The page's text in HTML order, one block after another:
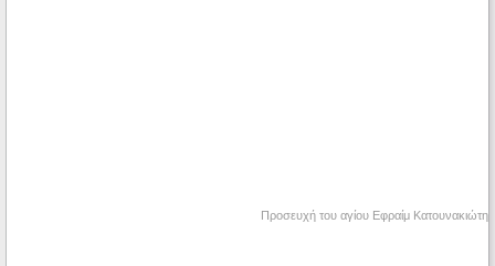
Προσευχή του αγίου Εφραίμ Κατουνακιώτη